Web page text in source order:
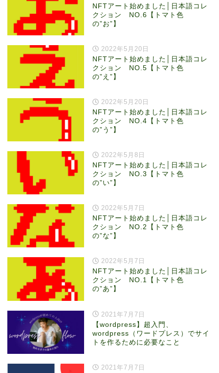
NFTアート始めました│日本語コレ
クション NO.6【トマト色
の”お”】
2022年5月20日
NFTアート始めました│日本語コレ
クション NO.5【トマト色
の”え”】
2022年5月20日
NFTアート始めました│日本語コレ
クション NO.4【トマト色
の”う”】
2022年5月8日
NFTアート始めました│日本語コレ
クション NO.3【トマト色
の”い”】
2022年5月7日
NFTアート始めました│日本語コレ
クション NO.2【トマト色
の”な”】
2022年5月7日
NFTアート始めました│日本語コレ
クション NO.1【トマト色
の”あ”】
2021年7月7日
【wordpress】超入門、
wordpress（ワードプレス）でサイ
トを作るために必要なこと
2021年7月7日